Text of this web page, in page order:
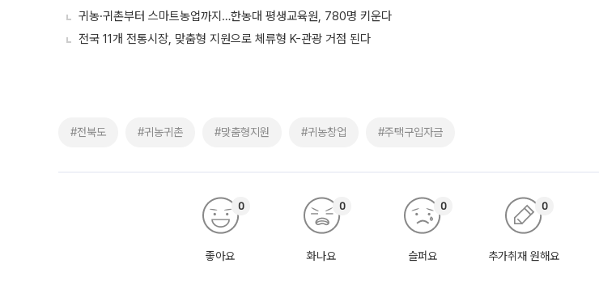
귀농·귀촌부터 스마트농업까지…한농대 평생교육원, 780명 키운다
전국 11개 전통시장, 맞춤형 지원으로 체류형 K-관광 거점 된다
#전북도 #귀농귀촌 #맞춤형지원 #귀농창업 #주택구입자금
좋아요
0
화나요
0
슬퍼요
0
추가취재 원해요
0